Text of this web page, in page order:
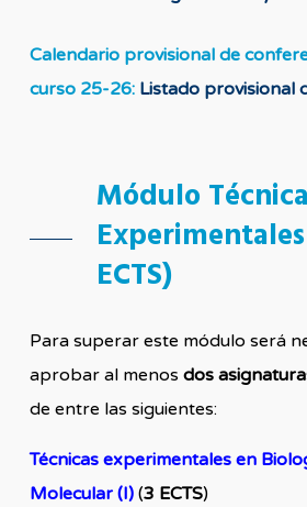
Calendario provisional de
curso 25-26: Listado provisional
Módulo
ECTS)
Para superar este módulo será
aprobar al menos dos
de entre las siguientes:
Técnicas experimentales en
Molecular (I) (3 ECTS)